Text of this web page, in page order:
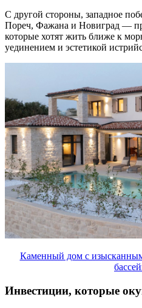
С другой стороны, западное
Пореч, Фажана и Новиград —
которые хотят жить ближе к
уединением и эстетикой
Каменный дом с
Инвестиции, которые